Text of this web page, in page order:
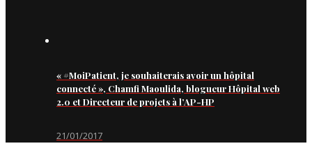
« #MoiPatient, je souhaiterais avoir un hôpital
connecté », Chamfi Maoulida, blogueur Hôpital web
2.0 et Directeur de projets à l’AP-HP
21/01/2017